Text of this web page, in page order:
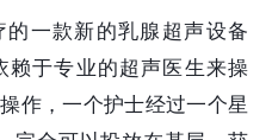
一款新的乳腺超声设备
赖于专业的超声医生来操
作，一个护士经过一个星